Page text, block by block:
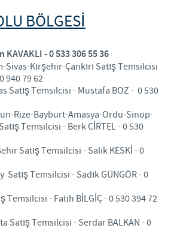
BÖLGESI
- 0 533 306 55 36
Kırşehir-Çankırı Satış Temsilcisi
940 79 62
Satış Temsilcisi - Mustafa BOZ - 0 530
Rize-Bayburt-Amasya-Ordu-Sinop-
Temsilcisi - Berk CİRTEL - 0 530
Satış Temsilcisi - Salik KESKİ - 0
Temsilcisi - Sadık GÜNGÖR - 0
Temsilcisi - Fatih BİLGİÇ - 0 530 394 72
Satış Temsilcisi - Serdar BALKAN - 0